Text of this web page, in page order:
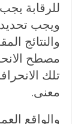
للرقابة
ويجب تحديد
والنتائج
مصطح
تلك
معنى.
والواقع